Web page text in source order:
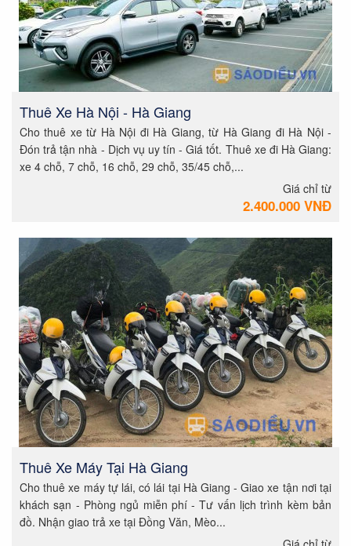
Thuê Xe Hà Nội - Hà Giang
Cho thuê xe từ Hà Nội đi Hà Giang, từ Hà Giang đi Hà Nội -
Đón trả tận nhà - Dịch vụ uy tín - Giá tốt. Thuê xe đi Hà Giang:
xe 4 chỗ, 7 chỗ, 16 chỗ, 29 chỗ, 35/45 chỗ,...
Giá chỉ từ
2.400.000 VNĐ
Thuê Xe Máy Tại Hà Giang
Cho thuê xe máy tự lái, có lái tại Hà Giang - Giao xe tận nơi tại
khách sạn - Phòng ngủ miễn phí - Tư vấn lịch trình kèm bản
đồ. Nhận giao trả xe tại Đồng Văn, Mèo...